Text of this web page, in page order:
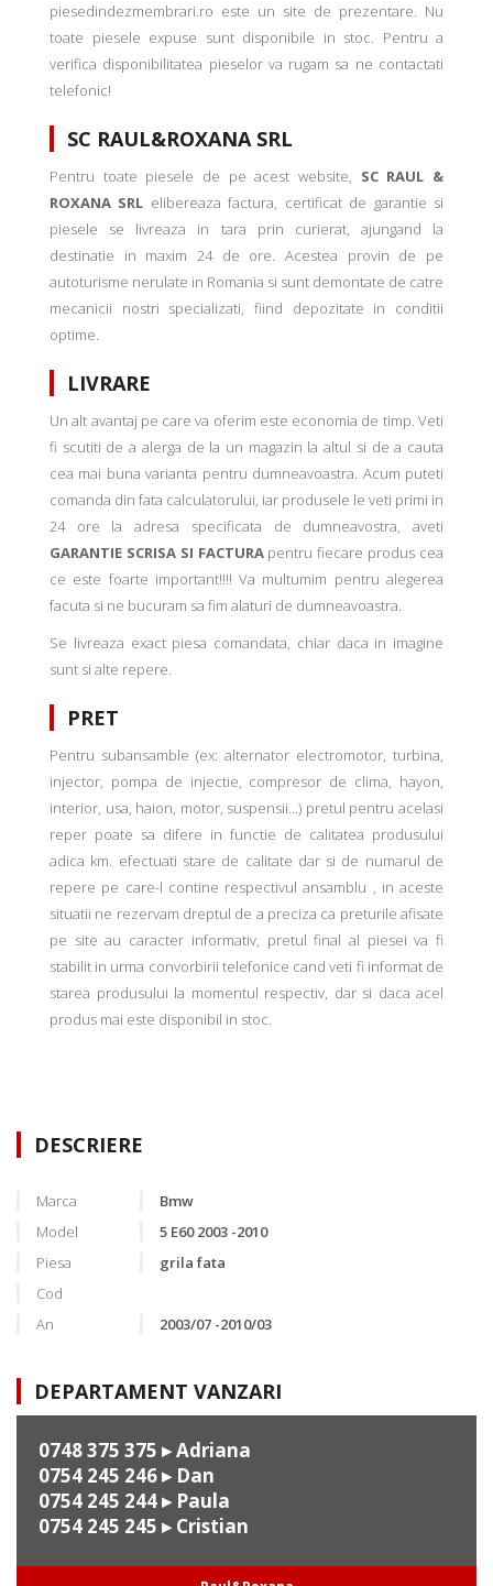
piesedindezmembrari.ro este un site de prezentare. Nu
toate piesele expuse sunt disponibile in stoc. Pentru a
verifica disponibilitatea pieselor va rugam sa ne contactati
telefonic!
SC RAUL&ROXANA SRL
Pentru toate piesele de pe acest website, SC RAUL &
ROXANA SRL elibereaza factura, certificat de garantie si
piesele se livreaza in tara prin curierat, ajungand la
destinatie in maxim 24 de ore. Acestea provin de pe
autoturisme nerulate in Romania si sunt demontate de catre
mecanicii nostri specializati, fiind depozitate in conditii
optime.
LIVRARE
Un alt avantaj pe care va oferim este economia de timp. Veti
fi scutiti de a alerga de la un magazin la altul si de a cauta
cea mai buna varianta pentru dumneavoastra. Acum puteti
comanda din fata calculatorului, iar produsele le veti primi in
24 ore la adresa specificata de dumneavostra, aveti
GARANTIE SCRISA SI FACTURApentru fiecare produs cea
ce este foarte important!!!! Va multumim pentru alegerea
facuta si ne bucuram sa fim alaturi de dumneavoastra.
Se livreaza exact piesa comandata, chiar daca in imagine
sunt si alte repere.
PRET
Pentru subansamble (ex: alternator electromotor, turbina,
injector, pompa de injectie, compresor de clima, hayon,
interior, usa, haion, motor, suspensii...) pretul pentru acelasi
reper poate sa difere in functie de calitatea produsului
adica km. efectuati stare de calitate dar si de numarul de
repere pe care-l contine respectivul ansamblu , in aceste
situatii ne rezervam dreptul de a preciza ca preturile afisate
pe site au caracter informativ, pretul final al piesei va fi
stabilit in urma convorbirii telefonice cand veti fi informat de
starea produsului la momentul respectiv, dar si daca acel
produs mai este disponibil in stoc.
DESCRIERE
Marca
Bmw
Model
5 E60 2003 -2010
Piesa
grila fata
Cod
An
2003/07 -2010/03
DEPARTAMENT VANZARI
0748 375 375 ▸ Adriana
0754 245 246▸ Dan
0754 245 244▸ Paula
0754 245 245 ▸ Cristian